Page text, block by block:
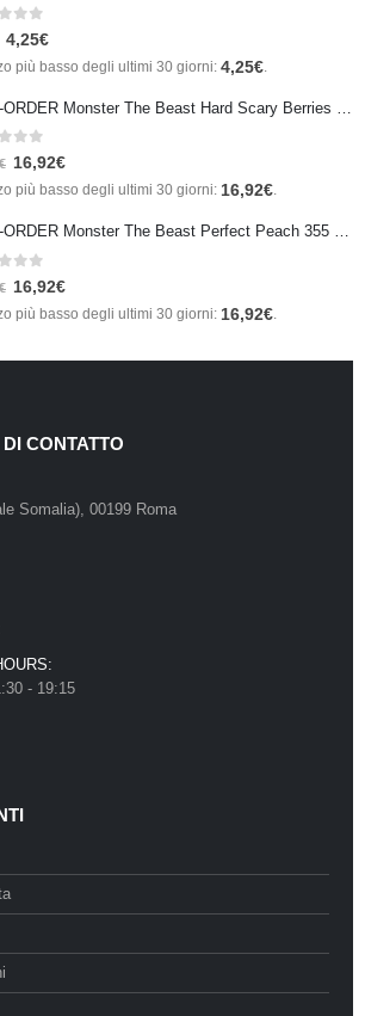
5
4,25€
più basso degli ultimi 30 giorni: 4,25€
5
€ 16,92€
più basso degli ultimi 30 giorni: 16,92€.
PRE-ORDER Monster The Beast Perfect Peach 355 ml IN ARRIVO ENTRO IL 21 SETTEMBRE
5
€ 16,92€
più basso degli ultimi 30 giorni: 16,92€
CONTATTO
Somalia), 00199 Roma
- 19:15